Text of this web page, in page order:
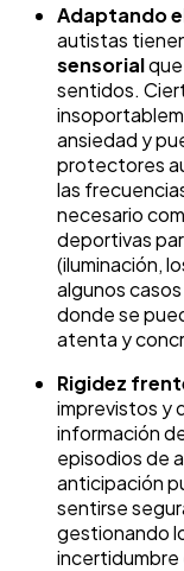
Adaptando
autistas
sensorial
sentidos.
ansiedad y
protectores
las
necesario
deportivas
(iluminación,
algunos
donde se
atenta y
Rigidez
imprevistos y
información
episodios de
anticipación
sentirse
gestionando
incertidumbre